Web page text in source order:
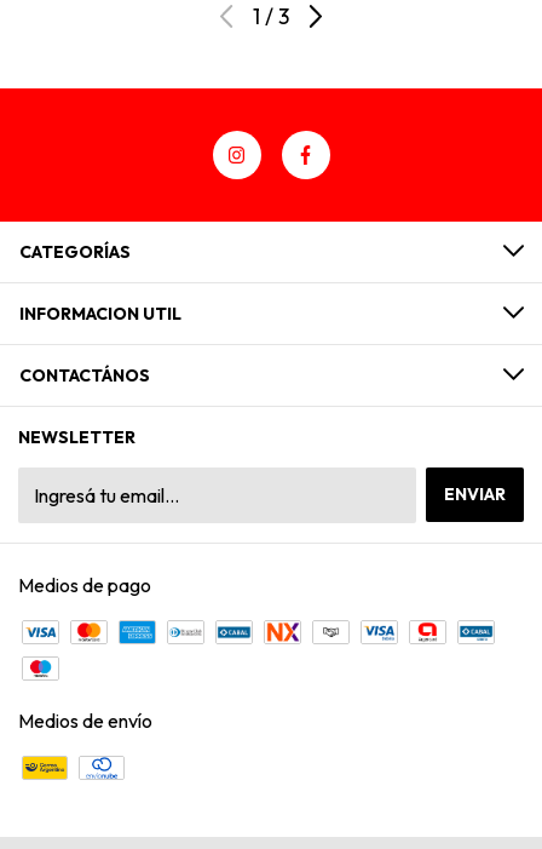
1 /3
CATEGORÍAS
INFORMACION UTIL
CONTACTÁNOS
NEWSLETTER
Medios de pago
Medios de envío